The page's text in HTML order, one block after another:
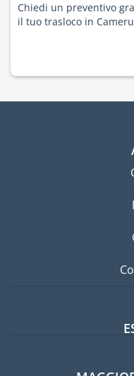
Chiedi un preventivo
il tuo trasloco in